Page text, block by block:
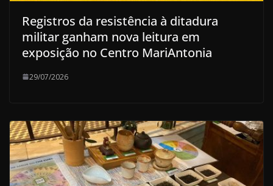
Registros da resistência à ditadura
militar ganham nova leitura em
exposição no Centro MariAntonia
29/07/2026